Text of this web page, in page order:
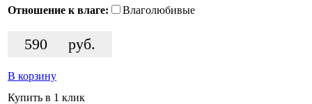
Отношение к влаге:
Влаголюбивые
590 руб.
В корзину
Купить в 1 клик